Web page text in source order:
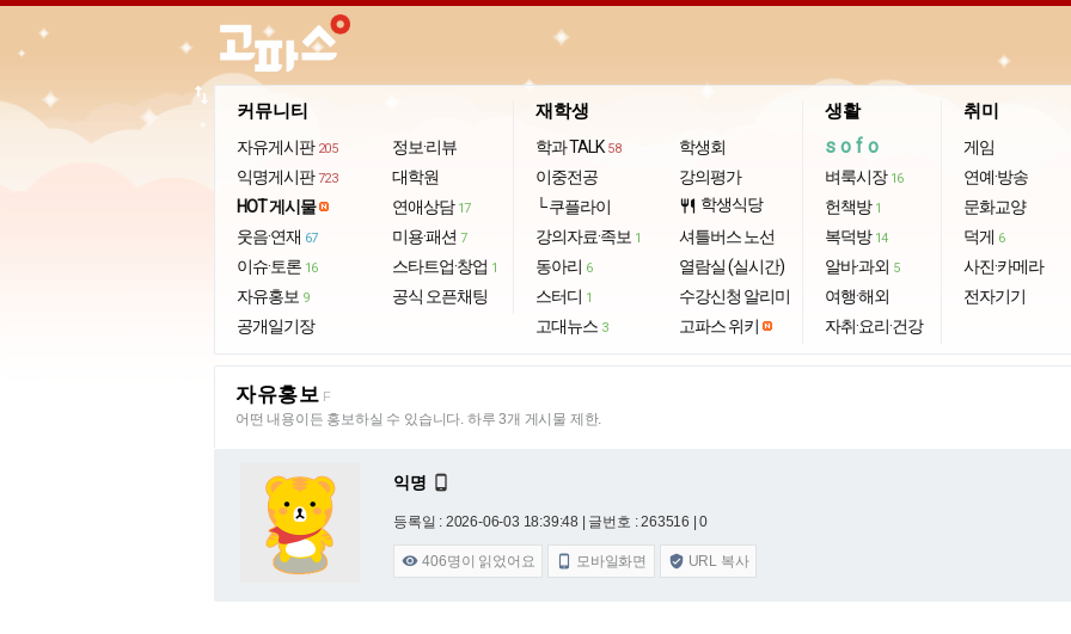
커뮤니티
자유게시판 205
익명게시판 723
HOT 게시물
웃음·연재 67
이슈·토론 16
자유홍보 9
공개일기장
정보·리뷰
대학원
연애상담 17
미용·패션 7
스타트업·창업 1
공식 오픈채팅
재학생
학과 TALK 58
이중전공
└ 쿠플라이
강의자료·족보 1
동아리 6
스터디 1
고대뉴스 3
학생회
강의평가
restaurant 학생식당
셔틀버스 노선
열람실 (실시간)
수강신청 알리미
고파스 위키
생활
sofo
벼룩시장 16
헌책방 1
복덕방 14
알바·과외 5
여행·해외
자취·요리·건강
취미
게임
연예·방송
문화교양
덕게 6
사진·카메라
전자기기
import_export
자유홍보 F
어떤 내용이든 홍보하실 수 있습니다. 하루 3개 게시물 제한.
익명 
등록일 : 2026-06-03 18:39:48 | 글번호 : 263516 | 0
 406명이 읽었어요  모바일화면  URL 복사